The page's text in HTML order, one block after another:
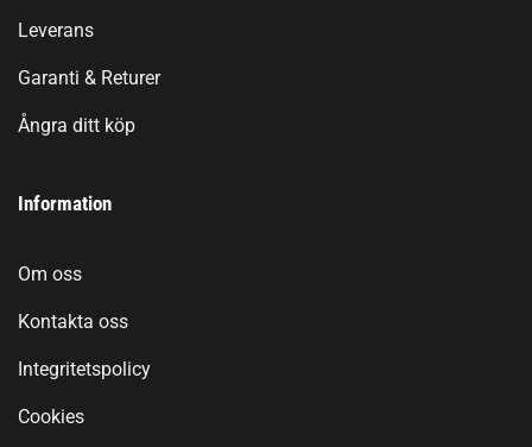
Leverans
Garanti & Returer
Ångra ditt köp
Information
Om oss
Kontakta oss
Integritetspolicy
Cookies